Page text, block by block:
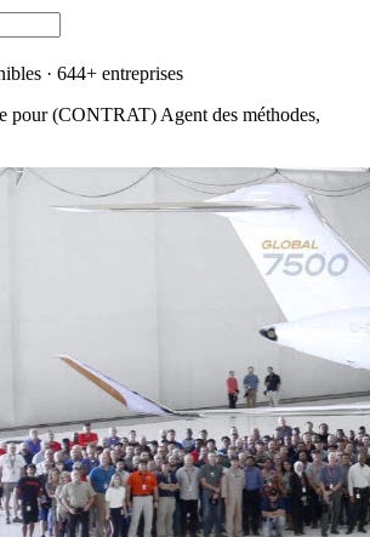
· 644+ entreprises
pour(CONTRAT) Agent des méthodes,